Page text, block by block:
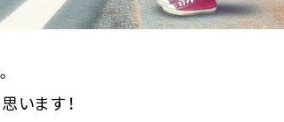
います！